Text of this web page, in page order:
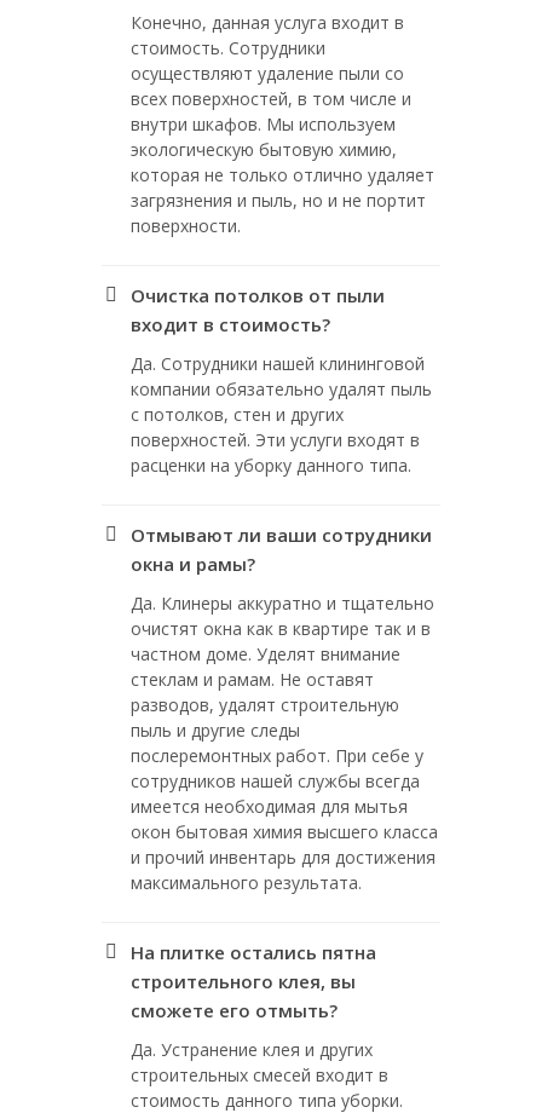
Конечно, данная услуга входит в
стоимость. Сотрудники
осуществляют удаление пыли со
всех поверхностей, в том числе и
внутри шкафов. Мы используем
экологическую бытовую химию,
которая не только отлично удаляет
загрязнения и пыль, но и не портит
поверхности.
Очистка потолков от пыли
входит в стоимость?
Да. Сотрудники нашей клининговой
компании обязательно удалят пыль
с потолков, стен и других
поверхностей. Эти услуги входят в
расценки на уборку данного типа.
Отмывают ли ваши сотрудники
окна и рамы?
Да. Клинеры аккуратно и тщательно
очистят окна как в квартире так и в
частном доме. Уделят внимание
стеклам и рамам. Не оставят
разводов, удалят строительную
пыль и другие следы
послеремонтных работ. При себе у
сотрудников нашей службы всегда
имеется необходимая для мытья
окон бытовая химия высшего класса
и прочий инвентарь для достижения
максимального результата.
На плитке остались пятна
строительного клея, вы
сможете его отмыть?
Да. Устранение клея и других
строительных смесей входит в
стоимость данного типа уборки.